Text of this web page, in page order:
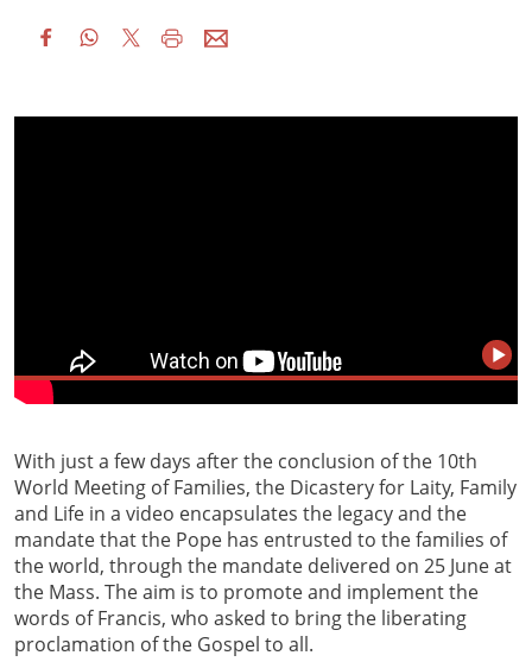
With just a few days after the conclusion of the 10th
World Meeting of Families, the Dicastery for Laity, Family
and Life in a video encapsulates the legacy and the
mandate that the Pope has entrusted to the families of
the world, through the mandate delivered on 25 June at
the Mass. The aim is to promote and implement the
words of Francis, who asked to bring the liberating
proclamation of the Gospel to all.